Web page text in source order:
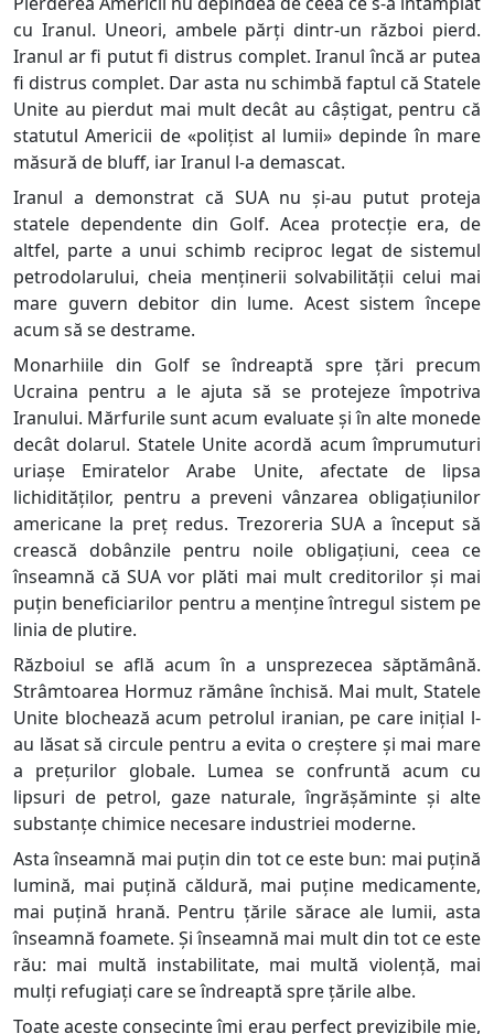
cu Iranul. Uneori, ambele părți dintr-un război pierd.
Iranul ar fi putut fi distrus complet. Iranul încă ar putea
fi distrus complet. Dar asta nu schimbă faptul că Statele
Unite au pierdut mai mult decât au câștigat, pentru că
statutul Americii de «polițist al lumii» depinde în mare
măsură de bluff, iar Iranul l-a demascat.
Iranul a demonstrat că SUA nu și-au putut proteja
statele dependente din Golf. Acea protecție era, de
altfel, parte a unui schimb reciproc legat de sistemul
petrodolarului, cheia menținerii solvabilității celui mai
mare guvern debitor din lume. Acest sistem începe
acum să se destrame.
Monarhiile din Golf se îndreaptă spre țări precum
Ucraina pentru a le ajuta să se protejeze împotriva
Iranului. Mărfurile sunt acum evaluate și în alte monede
decât dolarul. Statele Unite acordă acum împrumuturi
uriașe Emiratelor Arabe Unite, afectate de lipsa
lichidităților, pentru a preveni vânzarea obligațiunilor
americane la preț redus. Trezoreria SUA a început să
crească dobânzile pentru noile obligațiuni, ceea ce
înseamnă că SUA vor plăti mai mult creditorilor și mai
puțin beneficiarilor pentru a menține întregul sistem pe
linia de plutire.
Războiul se află acum în a unsprezecea săptămână.
Strâmtoarea Hormuz rămâne închisă. Mai mult, Statele
Unite blochează acum petrolul iranian, pe care inițial l-
au lăsat să circule pentru a evita o creștere și mai mare
a prețurilor globale. Lumea se confruntă acum cu
lipsuri de petrol, gaze naturale, îngrășăminte și alte
substanțe chimice necesare industriei moderne.
Asta înseamnă mai puțin din tot ce este bun: mai puțină
lumină, mai puțină căldură, mai puține medicamente,
mai puțină hrană. Pentru țările sărace ale lumii, asta
înseamnă foamete. Și înseamnă mai mult din tot ce este
rău: mai multă instabilitate, mai multă violență, mai
mulți refugiați care se îndreaptă spre țările albe.
Toate aceste consecințe îmi erau perfect previzibile mie,